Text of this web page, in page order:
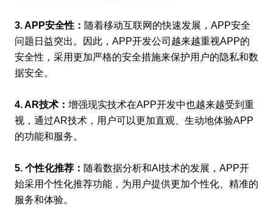
3. APP安全性： 随着移动互联网的快速发展，APP安全
问题日益突出。因此，APP开发公司越来越重视APP的
安全性，采用更加严格的安全措施来保护用户的隐私和数
据安全。
4. AR技术： 增强现实技术在APP开发中也越来越受到重
视，通过AR技术，用户可以更加直观、生动地体验APP
的功能和服务。
5. 个性化推荐： 随着数据分析和AI技术的发展，APP开
始采用个性化推荐功能，为用户提供更加个性化、精准的
服务和体验。